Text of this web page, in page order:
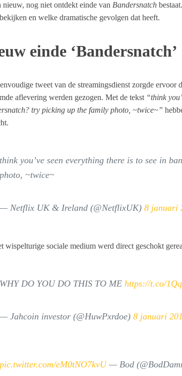
nieuw, nog niet ontdekt einde van Bandersnatch
en welke dramatische gevolgen dat heeft.
einde ‘Bandersnatch’
tweet van de streamingsdienst zorgde ervoor
aflevering werden gezogen. Met de tekst “think
try picking up the family photo, ~twice~”
think you’ve seen everything there is to see in
photo, ~twice~
— Netflix UK & Ireland (@NetflixUK) 8 januari
wispelturige sociale medium werd direct geschokt
WHY DO YOU DO THIS TO ME https://t.co/
— Jahcoin investor (@HuwPxrdoe) 8 januari
pic.twitter.com/eM0tNO7kvU — Bod